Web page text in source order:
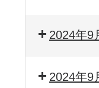
2024年9
2024年9